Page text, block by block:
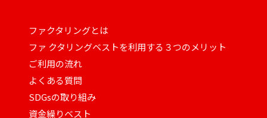
ファクタリングとは
ファ クタリングベストを利用する３つのメリット
ご利用の流れ
よくある質問
SDGsの取り組み
資金繰りベスト